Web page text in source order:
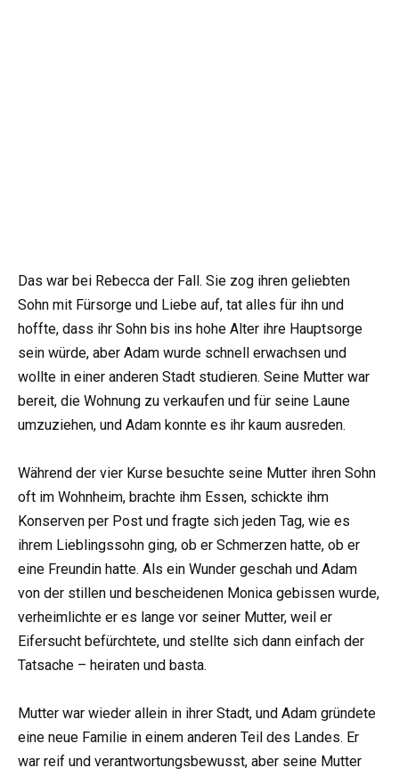
Das war bei Rebecca der Fall. Sie zog ihren geliebten
Sohn mit Fürsorge und Liebe auf, tat alles für ihn und
hoffte, dass ihr Sohn bis ins hohe Alter ihre Hauptsorge
sein würde, aber Adam wurde schnell erwachsen und
wollte in einer anderen Stadt studieren. Seine Mutter war
bereit, die Wohnung zu verkaufen und für seine Laune
umzuziehen, und Adam konnte es ihr kaum ausreden.
Während der vier Kurse besuchte seine Mutter ihren Sohn
oft im Wohnheim, brachte ihm Essen, schickte ihm
Konserven per Post und fragte sich jeden Tag, wie es
ihrem Lieblingssohn ging, ob er Schmerzen hatte, ob er
eine Freundin hatte. Als ein Wunder geschah und Adam
von der stillen und bescheidenen Monica gebissen wurde,
verheimlichte er es lange vor seiner Mutter, weil er
Eifersucht befürchtete, und stellte sich dann einfach der
Tatsache – heiraten und basta.
Mutter war wieder allein in ihrer Stadt, und Adam gründete
eine neue Familie in einem anderen Teil des Landes. Er
war reif und verantwortungsbewusst, aber seine Mutter